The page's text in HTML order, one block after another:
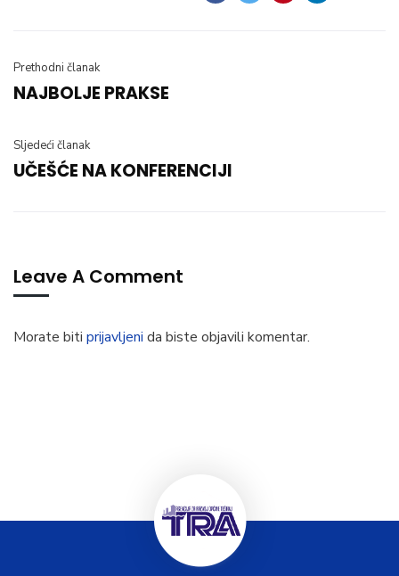
Prethodni članak
NAJBOLJE PRAKSE
Sljedeći članak
UČEŠĆE NA KONFERENCIJI
Leave A Comment
Morate biti prijavljeni da biste objavili komentar.